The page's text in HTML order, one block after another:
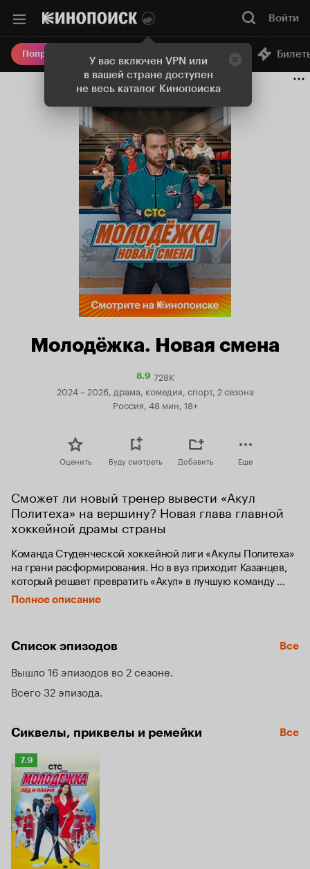
У вас включен VPN или
в вашей стране доступен
не весь каталог Кинопоиска
Войти
Попробовать Плюс Онлайн-кинотеатр
Молодёжка. Новая смена
8.9Рейтинг
728K
2024 – 2026, драма, комедия, спорт, 2 сезона
Россия, 48 мин, 18+
Оценить Буду смотреть Добавить Еще
Сможет ли новый тренер вывести «Акул
Политеха» на вершину? Новая глава главной
хоккейной драмы страны
Команда Студенческой хоккейной лиги «Акулы Политеха»
на грани расформирования. Но в вуз приходит Казанцев,
который решает превратить «Акул» в лучшую команду
лиги и тем самым повысить рейтинг института. Тренером
клуба он видит в первую очередь бывшего игрока
общий язык с новым поколением спортсменов, но и
Полное описание
Список эпизодов Все
Вышло 16 эпизодов во 2 сезоне
Всего 32 эпизода
Сиквелы, приквелы и ремейки Все
Рейтинг
Кинопоиска
7.9
7.9